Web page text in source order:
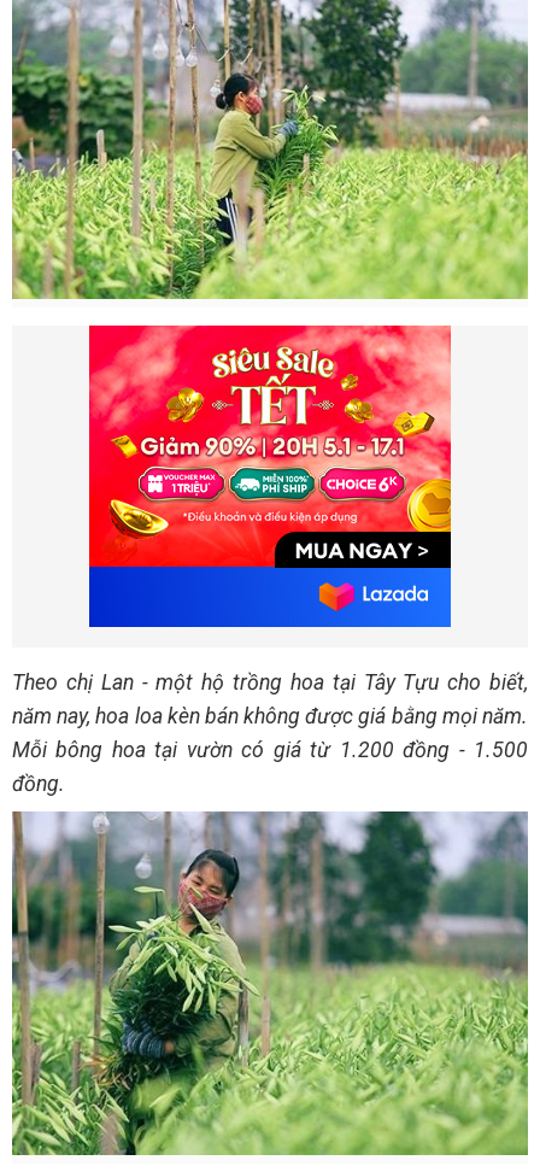
Theo chị Lan - một hộ trồng hoa tại Tây Tựu cho biết,
năm nay, hoa loa kèn bán không được giá bằng mọi năm.
Mỗi bông hoa tại vườn có giá từ 1.200 đồng - 1.500
đồng.